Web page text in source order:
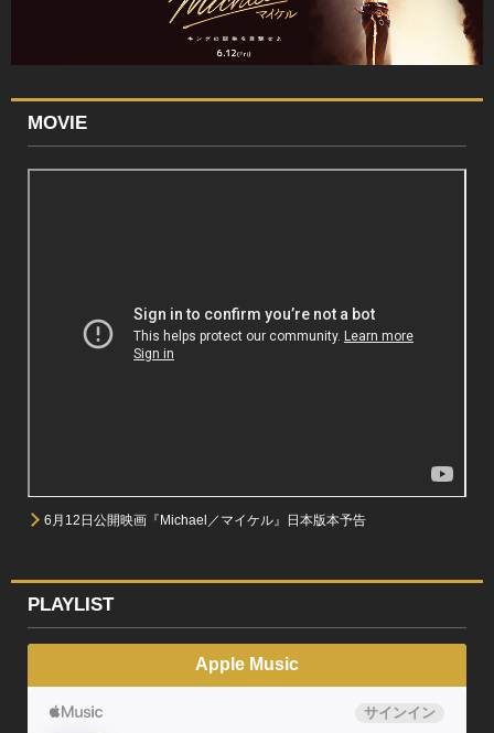
MOVIE
6月12日公開映画『Michael／マイケル』日本版本予告
PLAYLIST
Apple Music